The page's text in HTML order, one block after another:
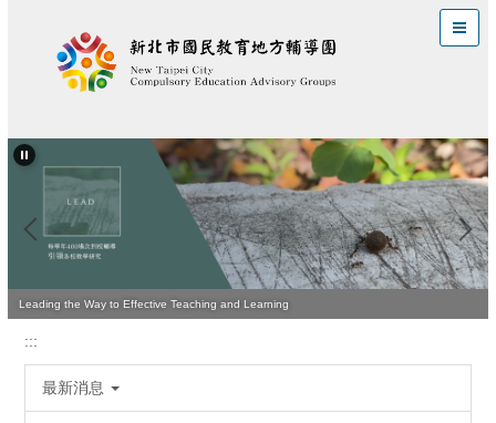
區
Leading the Way to Effective Teaching and Learning
:::
最新消息